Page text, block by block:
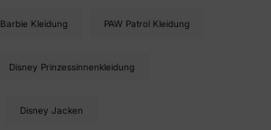
Barbie Kleidung PAW Patrol Kleidung
Disney Prinzessinnenkleidung
Disney Jacken